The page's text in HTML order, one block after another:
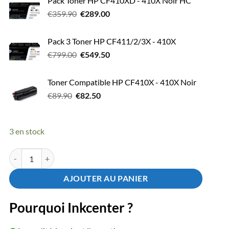
€359.90 Le
était :
€359.90.
€289.00Le
est :
€289.00.
Pack 3 Toner HP CF411/2/3X - 410X
€799.00 Le
était :
€799.00.
€549.50Le
est :
Toner Compatible HP CF410X - 410X Noir
€89.90 Le
€82.50Le
3 en stock
quantité de Toner HP CF410X - 410X Noir Grande Capacité
AJOUTER AU PANIER
Pourquoi Inkcenter ?